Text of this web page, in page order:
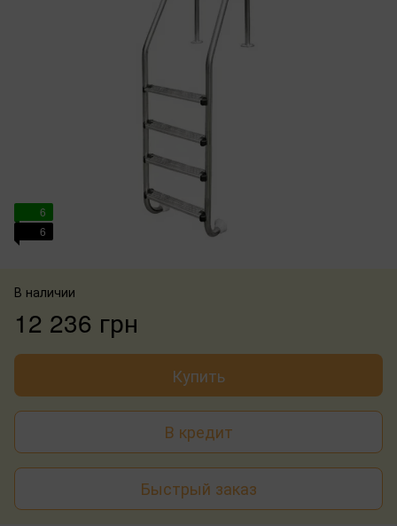
6
6
В наличии
12 236 грн
Купить
В кредит
Быстрый заказ